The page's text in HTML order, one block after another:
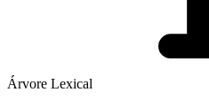
Árvore Lexical